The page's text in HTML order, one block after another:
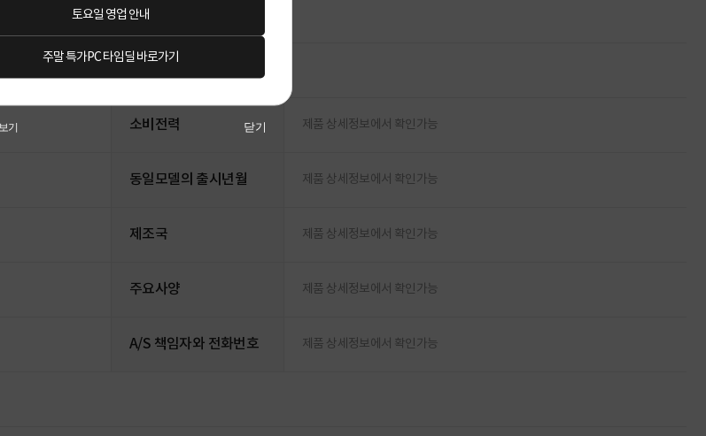
토요일 영업 안내
주말 특가PC 타임딜 바로가기
기 닫기
소비전력 제품 상세정보에서 확인가능
동일모델의 출시년월 제품 상세정보에서 확인가능
제조국 제품 상세정보에서 확인가능
주요사양 제품 상세정보에서 확인가능
A/S 책임자와 전화번호 제품 상세정보에서 확인가능